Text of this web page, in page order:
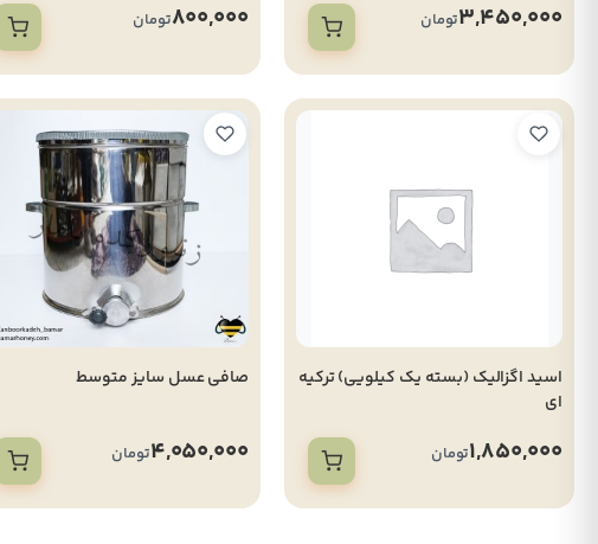
3,450,000تومان 800,000تومان
اسید اگزالیک (بسته یک کیلویی) ترکیه
ای
1,850,000تومان
صافی عسل سایز متوسط
4,050,000تومان